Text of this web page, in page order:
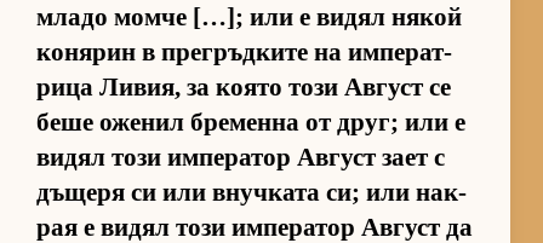
младо момче […]; или е ви­дял ня­кой
ко­ня­рин в прег­ръд­ките на им­пе­рат­
рица Ли­вия, за ко­ято този Ав­густ се
беше оже­нил бре­менна от друг; или е
ви­дял този им­пе­ра­тор Ав­густ зает с
дъ­щеря си или внуч­ката си; или нак­
рая е ви­дял този им­пе­ра­тор Ав­густ да